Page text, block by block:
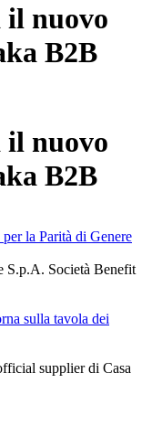
nuovo
B2B
nuovo
B2B
la Parità di Genere
S.p.A. Società Benefit
sulla tavola dei
supplier di Casa